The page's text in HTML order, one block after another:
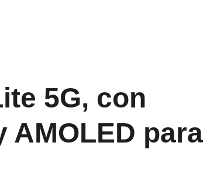
5G, con
AMOLED para